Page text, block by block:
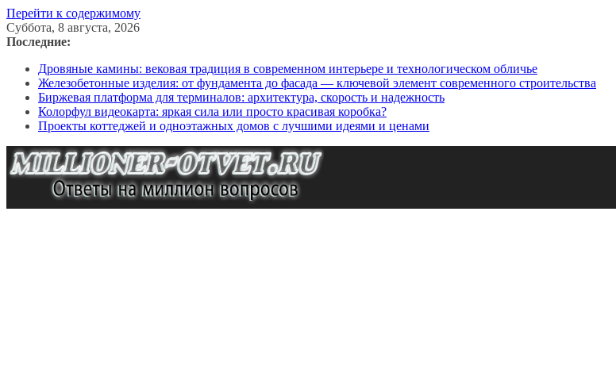
Перейти к содержимому
Суббота, 8 августа, 2026
Последние:
Дровяные камины: вековая традиция в современном интерьере и технологическом обличье
Железобетонные изделия: от фундамента до фасада — ключевой элемент современного строительства
Биржевая платформа для терминалов: архитектура, скорость и надежность
Колорфул видеокарта: яркая сила или просто красивая коробка?
Проекты коттеджей и одноэтажных домов с лучшими идеями и ценами